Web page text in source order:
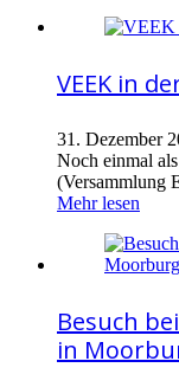
VEEK in
31. Dezember
Noch einmal
(Versammlung
Mehr lesen
Besuch
in